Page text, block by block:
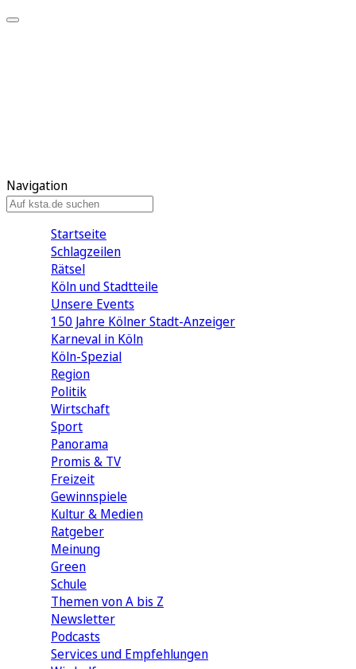
Navigation
Startseite
Schlagzeilen
Rätsel
Köln und Stadtteile
Unsere Events
150 Jahre Kölner Stadt-Anzeiger
Karneval in Köln
Köln-Spezial
Region
Politik
Wirtschaft
Sport
Panorama
Promis & TV
Freizeit
Gewinnspiele
Kultur & Medien
Ratgeber
Meinung
Green
Schule
Themen von A bis Z
Newsletter
Podcasts
Services und Empfehlungen